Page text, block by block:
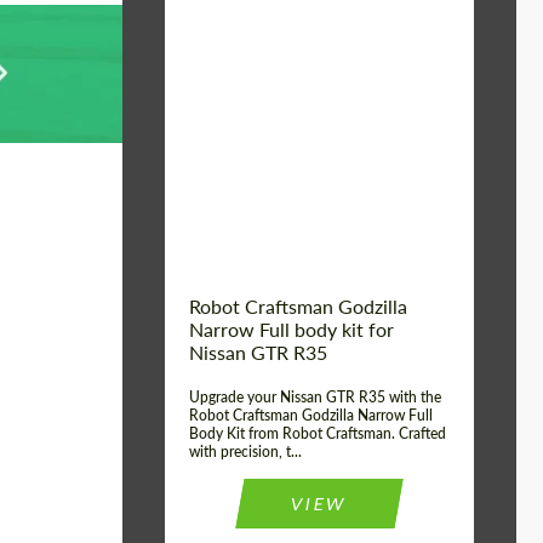
Robot Craftsman Godzilla
Narrow Full body kit for
Nissan GTR R35
Upgrade your Nissan GTR R35 with the
Robot Craftsman Godzilla Narrow Full
Body Kit from Robot Craftsman. Crafted
with precision, t...
VIEW